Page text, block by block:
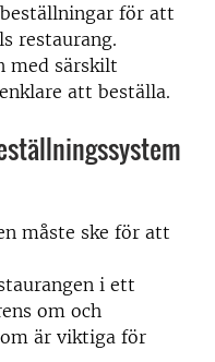
för att
restaurang.
med särskilt
att beställa.
måste ske för att
i ett
om och
är viktiga för